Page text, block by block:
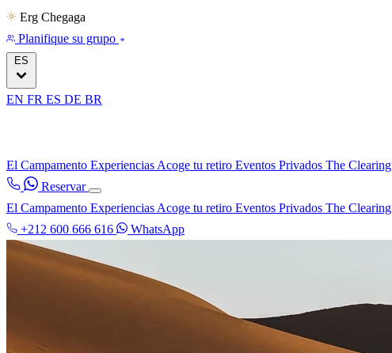
Erg Chegaga
Planifique su grupo
ES
EN FR ES DE BR
El Campamento Experiencias Acoge tu retiro Eventos Privados The Clearing
Reservar
El Campamento Experiencias Acoge tu retiro Eventos Privados The Clearing
+212 600 666 616
WhatsApp